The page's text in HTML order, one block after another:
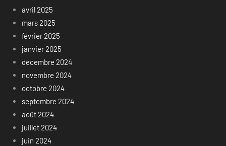
avril 2025
mars 2025
février 2025
janvier 2025
décembre 2024
novembre 2024
octobre 2024
septembre 2024
août 2024
juillet 2024
juin 2024